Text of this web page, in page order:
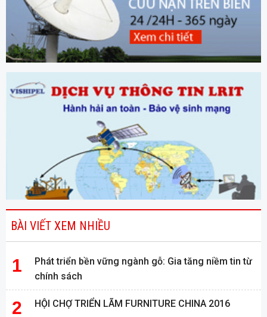
BÀI VIẾT XEM NHIỀU
Phát triển bền vững ngành gỗ: Gia tăng niềm tin từ
chính sách
HỘI CHỢ TRIỂN LÃM FURNITURE CHINA 2016